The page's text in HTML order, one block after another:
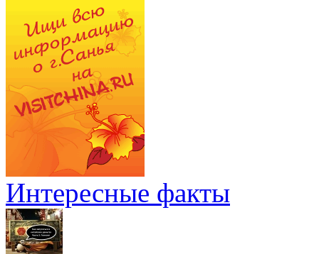
Интересные факты